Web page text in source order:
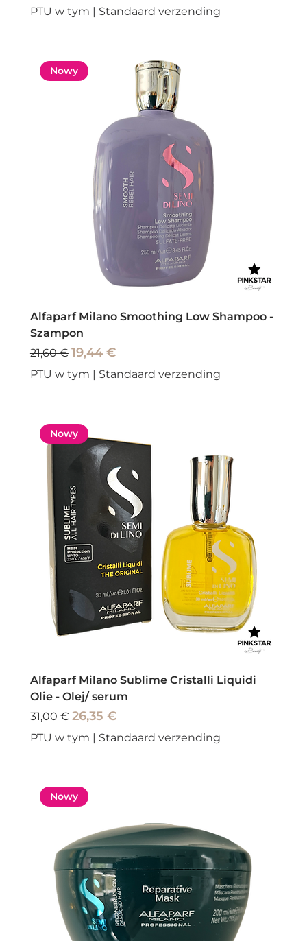
PTU w tym Standaard verzending
Nowy
Alfaparf Milano Smoothing Low Shampoo -
Szampon
Regularna cena
21,60 € Cena rabatowa
19,44 €
PTU w tym Standaard verzending
Nowy
Alfaparf Milano Sublime Cristalli Liquidi
Olie - Olej/ serum
Regularna cena
31,00 € Cena rabatowa
26,35 €
PTU w tym | Standaard verzending
Nowy